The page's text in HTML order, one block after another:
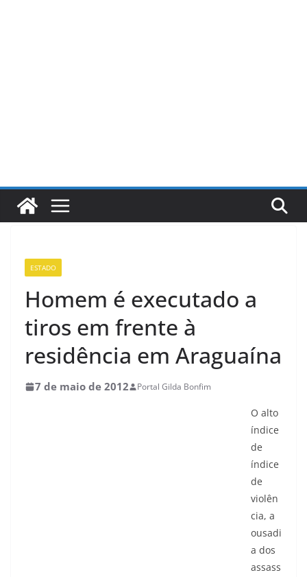
ESTADO
Homem é executado a
tiros em frente à
residência em Araguaína
7 de maio de 2012 Portal Gilda Bonfim
O alto
índice
de
índice
de
violên
cia, a
ousadi
a dos
assass